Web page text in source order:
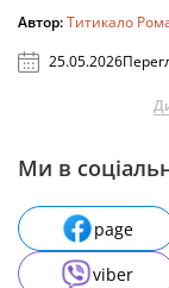
Автор:Титикало
25.05.2026
Ми в
page
viber